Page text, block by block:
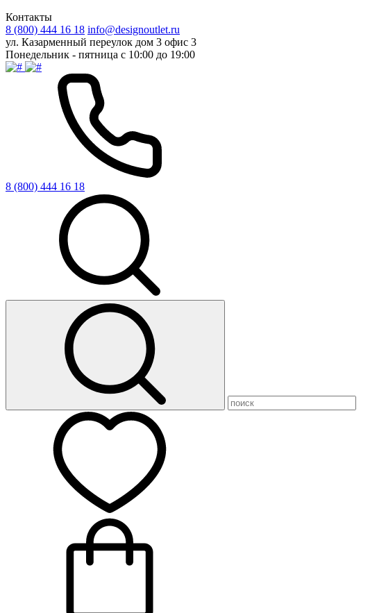
Контакты
8 (800) 444 16 18 info@designoutlet.ru
ул. Казарменный переулок дом 3 офис 3
Понедельник - пятница с 10:00 до 19:00
8 (800) 444 16 18